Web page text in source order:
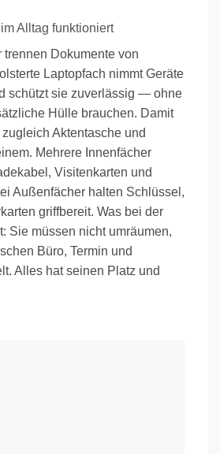
Alltag funktioniert
Dokumente von
Laptopfach nimmt Geräte
schützt sie zuverlässig — ohne
Hülle brauchen. Damit
Aktentasche und
Mehrere Innenfächer
Visitenkarten und
Außenfächer halten Schlüssel,
griffbereit. Was bei der
Sie müssen nicht umräumen,
Büro, Termin und
Alles hat seinen Platz und